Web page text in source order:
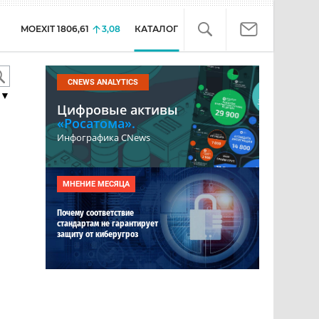
MOEXIT 1806,61 3,08 КАТАЛОГ
CNEWS ANALYTICS
Цифровые активы
«Росатома».
Инфографика CNews
МНЕНИЕ МЕСЯЦА
Почему соответствие
стандартам не гарантирует
защиту от киберугроз